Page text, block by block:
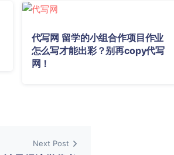
代写网 留学的小组合作项目作业
怎么写才能出彩？别再copy代写
网！
Next Post